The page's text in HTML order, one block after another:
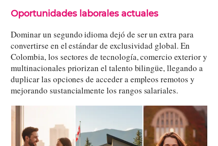
Oportunidades laborales actuales
Dominar un segundo idioma dejó de ser un extra para
convertirse en el estándar de exclusividad global. En
Colombia, los sectores de tecnología, comercio exterior y
multinacionales priorizan el talento bilingüe, llegando a
duplicar las opciones de acceder a empleos remotos y
mejorando sustancialmente los rangos salariales.